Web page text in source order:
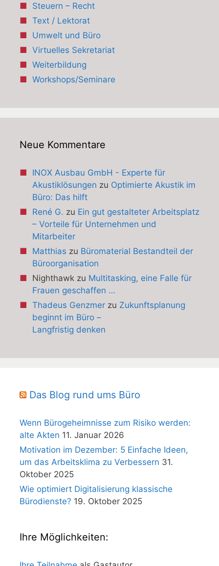
Steuern – Recht
Text / Lektorat
Umwelt und Büro
Virtuelles Sekretariat
Weiterbildung
Workshops/Seminare
Neue Kommentare
INOX Ausbau GmbH - Experte für
Akustiklösungen zu Optimierte Akustik im
Büro: Das hilft
René G. zu Ein gut gestalteter Arbeitsplatz
– Vorteile für Unternehmen und
Mitarbeiter
Matthias zu Büromaterial Bestandteil der
Büroorganisation
Nighthawkzu Multitasking, eine Falle für
Frauen geschaffen …
Thadeus Genzmerzu Zukunftsplanung
beginnt im Büro –
Langfristig denken
Das Blog rund ums Büro
Wenn Bürogeheimnisse zum Risiko werden:
alte Akten 11. Januar 2026
Motivation im Dezember: 5 Einfache Ideen,
um das Arbeitsklima zu Verbessern 31.
Oktober 2025
Wie optimiert Digitalisierung klassische
Bürodienste? 19. Oktober 2025
Ihre Möglichkeiten: